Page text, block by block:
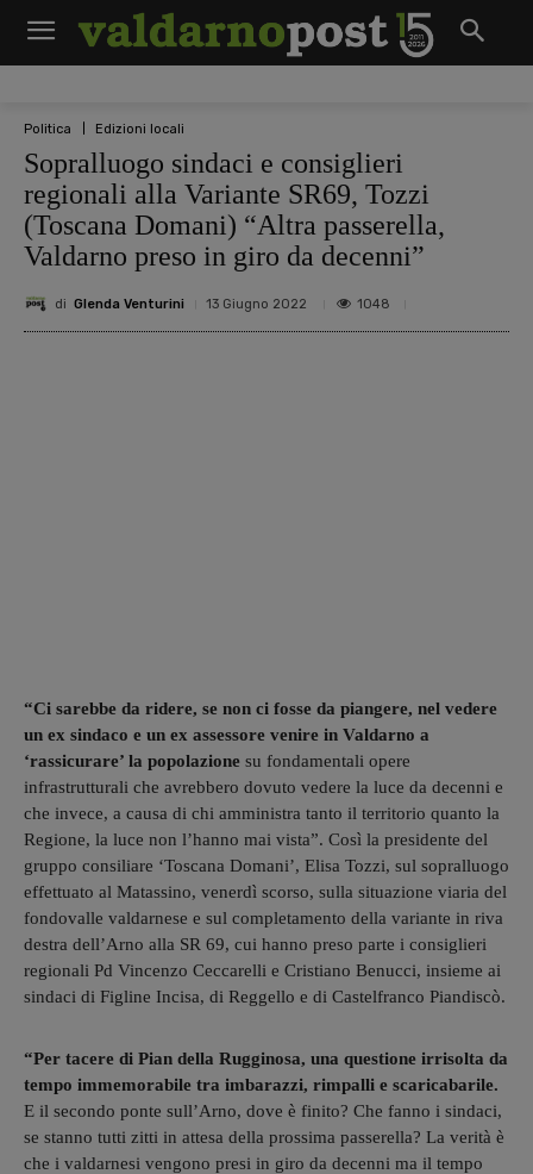
Politica Edizioni locali
Sopralluogo sindaci e consiglieri
regionali alla Variante SR69, Tozzi
(Toscana Domani) “Altra passerella,
Valdarno preso in giro da decenni”
di Glenda Venturini 13 Giugno 2022 1048
“Ci sarebbe da ridere, se non ci fosse da piangere, nel vedere
un ex sindaco e un ex assessore venire in Valdarno a
‘rassicurare’ la popolazione su fondamentali opere
infrastrutturali che avrebbero dovuto vedere la luce da decenni e
che invece, a causa di chi amministra tanto il territorio quanto la
Regione, la luce non l’hanno mai vista”. Così la presidente del
gruppo consiliare ‘Toscana Domani’, Elisa Tozzi, sul sopralluogo
effettuato al Matassino, venerdì scorso, sulla situazione viaria del
fondovalle valdarnese e sul completamento della variante in riva
destra dell’Arno alla SR 69, cui hanno preso parte i consiglieri
regionali Pd Vincenzo Ceccarelli e Cristiano Benucci, insieme ai
sindaci di Figline Incisa, di Reggello e di Castelfranco Piandiscò.
“Per tacere di Pian della Rugginosa, una questione irrisolta da
tempo immemorabile tra imbarazzi, rimpalli e scaricabarile.
E il secondo ponte sull’Arno, dove è finito? Che fanno i sindaci,
se stanno tutti zitti in attesa della prossima passerella? La verità è
che i valdarnesi vengono presi in giro da decenni ma il tempo